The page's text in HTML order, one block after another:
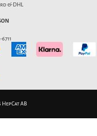
& DHL
HepCat AB